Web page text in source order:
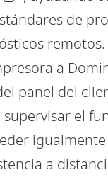
de
a
panel del
el
a